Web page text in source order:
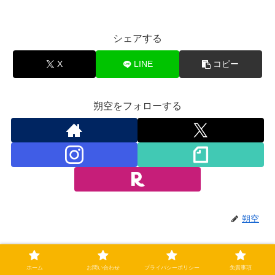
シェアする
X LINE コピー
朔空をフォローする
朔空
関連記事
ホーム お問い合わせ プライバシーポリシー 免責事項